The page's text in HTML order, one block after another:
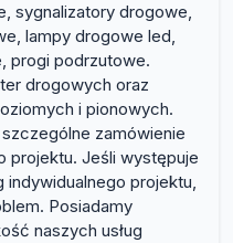
sygnalizatory drogowe,
lampy drogowe led,
progi podrzutowe.
drogowych oraz
i pionowych.
zamówienie
projektu. Jeśli występuje
projektu,
Posiadamy
naszych usług